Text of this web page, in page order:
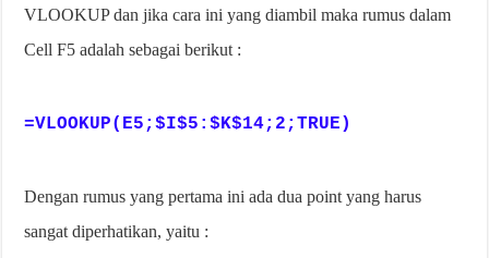
VLOOKUP dan jika cara ini yang diambil maka rumus dalam
Cell F5 adalah sebagai berikut :
=VLOOKUP(E5;$I$5:$K$14;2;TRUE)
Dengan rumus yang pertama ini ada dua point yang harus
sangat diperhatikan, yaitu :